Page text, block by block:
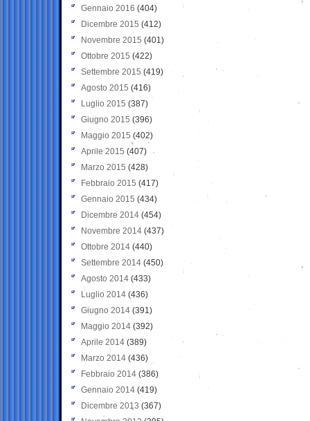
Gennaio 2016 (404)
Dicembre 2015 (412)
Novembre 2015 (401)
Ottobre 2015 (422)
Settembre 2015 (419)
Agosto 2015 (416)
Luglio 2015 (387)
Giugno 2015 (396)
Maggio 2015 (402)
Aprile 2015 (407)
Marzo 2015 (428)
Febbraio 2015 (417)
Gennaio 2015 (434)
Dicembre 2014 (454)
Novembre 2014 (437)
Ottobre 2014 (440)
Settembre 2014 (450)
Agosto 2014 (433)
Luglio 2014 (436)
Giugno 2014 (391)
Maggio 2014 (392)
Aprile 2014 (389)
Marzo 2014 (436)
Febbraio 2014 (386)
Gennaio 2014 (419)
Dicembre 2013 (367)